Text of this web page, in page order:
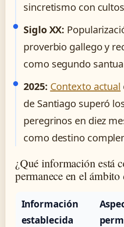
sincretismo con
Siglo XX:
proverbio gallego y
como segundo
2025: Contexto actual
de Santiago superó
peregrinos en diez
como destino
¿Qué información está
permanece en el
Información
establecida